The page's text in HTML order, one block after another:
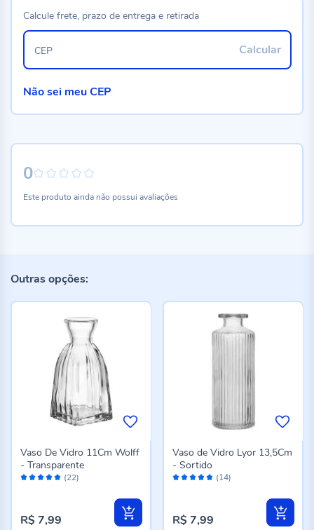
0
Este produto ainda não possui avaliações
Calcule frete, prazo de entrega e retirada
Calcular
CEP
Não sei meu CEP
Outras opções:
Avaliação: (22)
Vaso De Vidro 11Cm Wolff
- Transparente
R$ 7,99
Avaliação: (14)
Vaso de Vidro Lyor 13,5Cm
- Sortido
R$ 7,99